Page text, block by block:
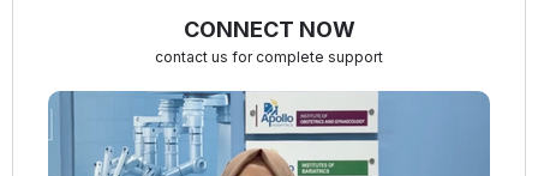
CONNECT NOW
contact us for complete support